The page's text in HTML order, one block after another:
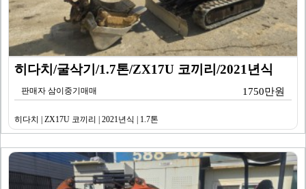
히다치/굴삭기/1.7톤/ZX17U 코끼리/2021년식
판매자 삼이중기매매 1750만원
히다치 | ZX17U 코끼리 | 2021년식 | 1.7톤